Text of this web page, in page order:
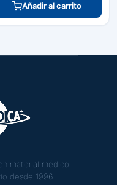
Añadir al carrito
material médico
desde 1996.